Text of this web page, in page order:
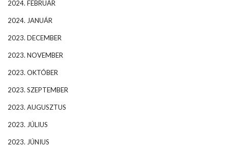
2024. FEBRUÁR
2024. JANUÁR
2023. DECEMBER
2023. NOVEMBER
2023. OKTÓBER
2023. SZEPTEMBER
2023. AUGUSZTUS
2023. JÚLIUS
2023. JÚNIUS